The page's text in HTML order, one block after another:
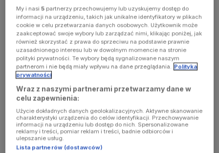
occurred
(see the
browser
console for
more
information)
My i nasi5 partnerzy przechowujemy lub uzyskujemy dostęp do
informacji na urządzeniu, takich jak unikalne identyfikatory w plikach
cookie w celu przetwarzania danych osobowych. Użytkownik może
zaakceptować swoje wybory lub zarządzać nimi, klikając poniżej, jak
również skorzystać z prawa do sprzeciwu na podstawie prawnie
uzasadnionego interesu lub w dowolnym momencie na stronie
polityki prywatności. Te wybory będą sygnalizowane naszym
partnerom i nie będą miały wpływu na dane przeglądania. Polityka
prywatności
Wraz z naszymi partnerami przetwarzamy dane w
celu zapewnienia:
Użycie dokładnych danych geolokalizacyjnych. Aktywne skanowanie
charakterystyki urządzenia do celów identyfikacji. Przechowywanie
informacji na urządzeniu lub dostęp do nich. Spersonalizowane
reklamy i treści, pomiar reklam i treści, badnie odbiorców i
ulepszanie usług.
Lista partnerów (dostawców)